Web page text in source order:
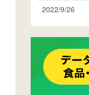
2022/9/26
2017/05/17